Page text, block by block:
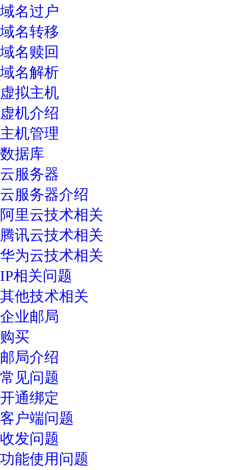
域名过户
域名转移
域名赎回
域名解析
虚拟主机
虚机介绍
主机管理
数据库
云服务器
云服务器介绍
阿里云技术相关
腾讯云技术相关
华为云技术相关
IP相关问题
其他技术相关
企业邮局
购买
邮局介绍
常见问题
开通绑定
客户端问题
收发问题
功能使用问题